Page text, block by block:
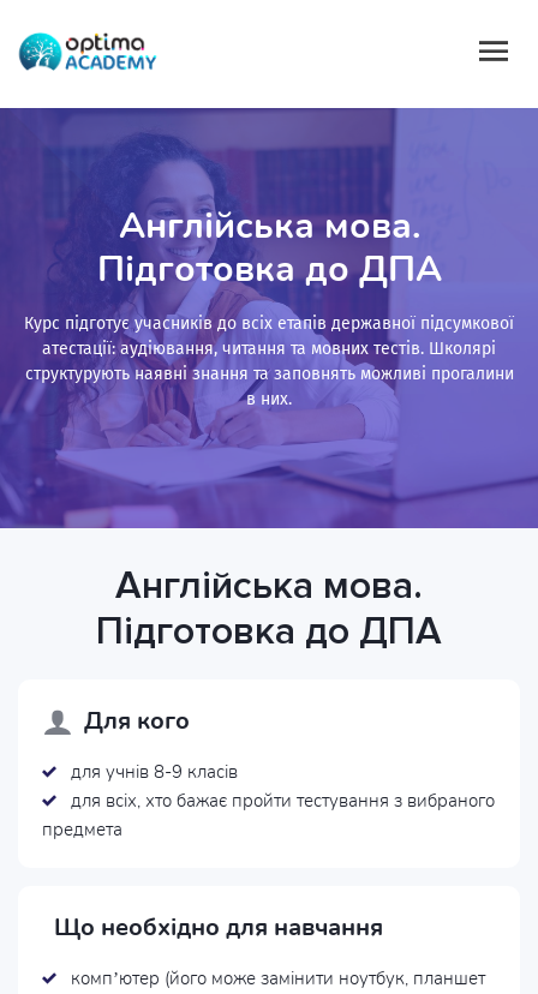
Англійська мова.
Підготовка до ДПА
Курс підготує учасників до всіх етапів державної підсумкової
атестації: аудіювання, читання та мовних тестів. Школярі
структурують наявні знання та заповнять можливі прогалини
в них.
Англійська мова.
Підготовка до ДПА
Для кого
для учнів 8-9 класів
для всіх, хто бажає пройти тестування з вибраного
предмета
Що необхідно для навчання
комп’ютер (його може замінити ноутбук, планшет